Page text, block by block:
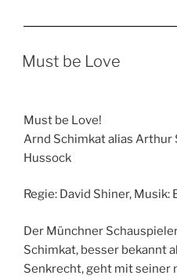
Must be Love
Must be Love!
Arnd Schimkat alias Arthur
Hussock
Regie: David Shiner, Musik:
Der Münchner
Schimkat, besser bekannt
Senkrecht, geht mit seiner